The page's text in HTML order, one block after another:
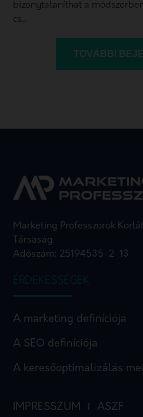
bizonytalaníthat a
cs...
TOVÁBBI
Marketing Professzorok
Társaság
Adószám: 25194535-2-13
ÉRDEKESSÉGEK
A marketing definíciója
A SEO definíciója
A keresőoptimalizálás
IMPRESSZUM I ASZF